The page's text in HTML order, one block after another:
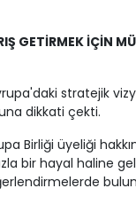
GETİRMEK İÇİN
stratejik
dikkati çekti.
Birliği üyeliği
bir hayal haline